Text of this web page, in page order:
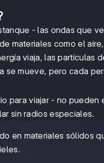
- las ondas que
materiales como el
viaja, las partículas
se mueve, pero cada
para viajar - no
sin radios especiales.
en materiales sólidos